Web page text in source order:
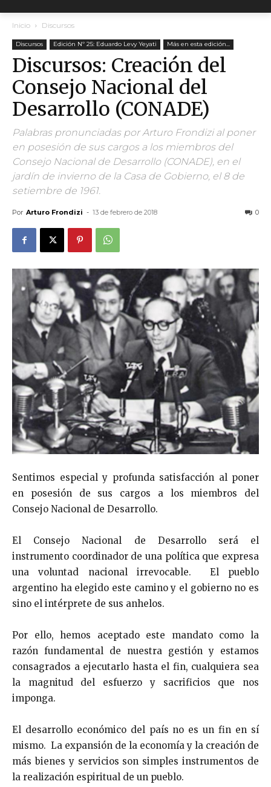
Inicio Discursos
Discursos Edición Nº 25: Eduardo Levy Yeyati Más en esta edición...
Discursos: Creación del
Consejo Nacional del
Desarrollo (CONADE)
Palabras pronunciadas por Arturo Frondizi al poner
en posesión de sus cargos a los miembros del
Consejo Nacional de Desarrollo (CONADE), en el
jardín de invierno de la Casa de Gobierno, el 8 de
setiembre de 1961.
Por Arturo Frondizi - 13 de febrero de 2018 0
Sentimos especial y profunda satisfacción al poner
en posesión de sus cargos a los miembros del
Consejo Nacional de Desarrollo.
El Consejo Nacional de Desarrollo será el
instrumento coordinador de una política que expresa
una voluntad nacional irrevocable. El pueblo
argentino ha elegido este camino y el gobierno no es
sino el intérprete de sus anhelos.
Por ello, hemos aceptado este mandato como la
razón fundamental de nuestra gestión y estamos
consagrados a ejecutarlo hasta el fin, cualquiera sea
la magnitud del esfuerzo y sacrificios que nos
imponga.
El desarrollo económico del país no es un fin en sí
mismo. La expansión de la economía y la creación de
más bienes y servicios son simples instrumentos de
la realización espiritual de un pueblo.